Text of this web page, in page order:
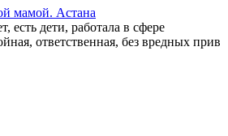
мамой. Астана
есть дети, работала в сфере
ответственная, без вредных прив